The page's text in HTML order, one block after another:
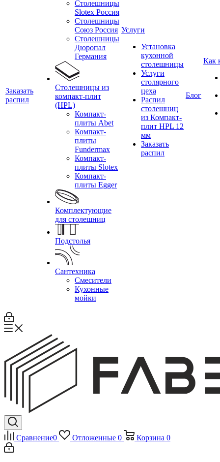
Заказать
распил
Столешницы
Slotex Россия
Столешницы
Союз Россия
Столешницы
Дюропал
Германия
Столешницы из
компакт-плит
(HPL)
Компакт-
плиты Abet
Компакт-
плиты
Fundermax
Компакт-
плиты Slotex
Компакт-
плиты Egger
Комплектующие
для столешниц
Подстолья
Сантехника
Смесители
Кухонные
мойки
Услуги
Установка
кухонной
столешницы
Услуги
столярного
цеха
Распил
столешниц
из Компакт-
плит HPL 12
мм
Заказать
распил
Блог
Как
Сравнение0 Отложенные 0 Корзина 0